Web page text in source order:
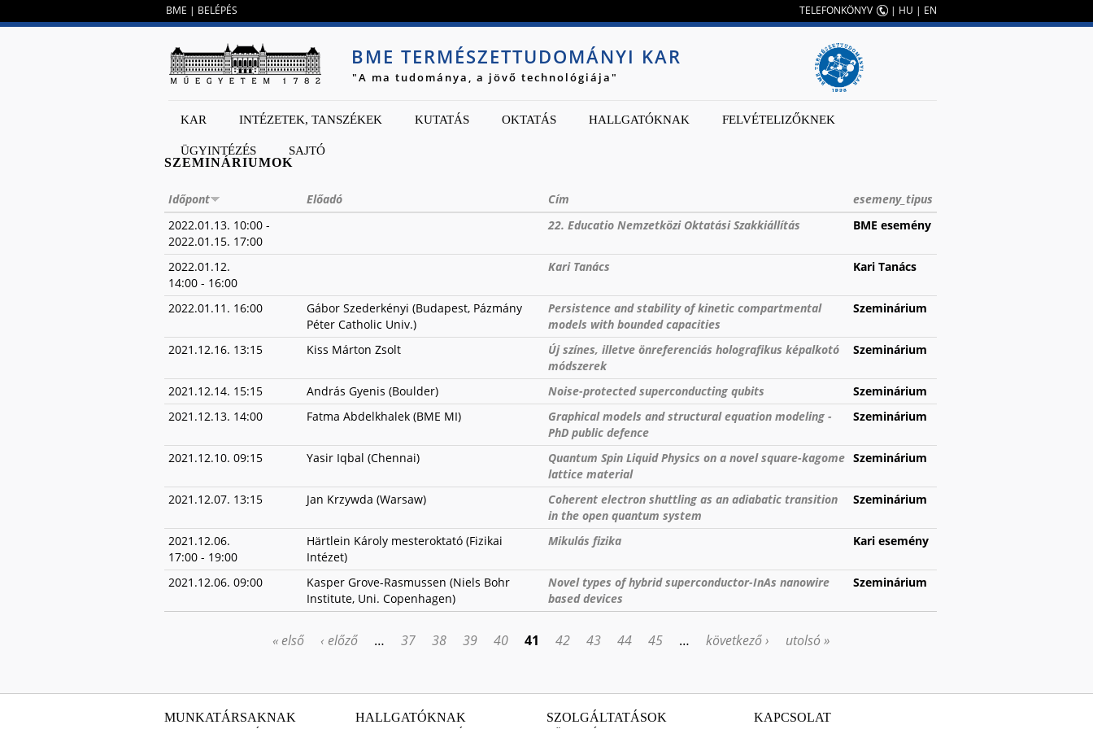
BME | BELÉPÉS TELEFONKÖNYV | HU | EN
BME TERMÉSZETTUDOMÁNYI KAR
"A ma tudománya, a jövő technológiája"
KAR INTÉZETEK, TANSZÉKEK KUTATÁS OKTATÁS HALLGATÓKNAK FELVÉTELIZŐKNEK
ÜGYINTÉZÉS SAJTÓ
SZEMINÁRIUMOK
Időpont Előadó Cím
esemeny_tipus
2022.01.13. 10:00 -
2022.01.15. 17:00
22. Educatio Nemzetközi Oktatási Szakkiállítás BME esemény
2022.01.12.
14:00 - 16:00
Kari Tanács Kari Tanács
2022.01.11. 16:00
Gábor Szederkényi (Budapest, Pázmány
Péter Catholic Univ.)
Persistence and stability of kinetic compartmental
models with bounded capacities
Szeminárium
2021.12.16. 13:15 Kiss Márton Zsolt
Új színes, illetve önreferenciás holografikus képalkotó
módszerek
Szeminárium
2021.12.14. 15:15 András Gyenis (Boulder) Noise-protected superconducting qubits
Szeminárium
2021.12.13. 14:00
Fatma Abdelkhalek (BME MI)
Graphical models and structural equation modeling -
PhD public defence
Szeminárium
2021.12.10. 09:15 Yasir Iqbal (Chennai)
Quantum Spin Liquid Physics on a novel square-kagome
lattice material
Szeminárium
2021.12.07. 13:15 Jan Krzywda (Warsaw)
Coherent electron shuttling as an adiabatic transition
in the open quantum system
Szeminárium
2021.12.06.
17:00 - 19:00
Härtlein Károly mesteroktató (Fizikai
Intézet)
Mikulás fizika Kari esemény
2021.12.06. 09:00
Kasper Grove-Rasmussen (Niels Bohr
Institute, Uni. Copenhagen)
Novel types of hybrid superconductor-InAs nanowire
based devices
Szeminárium
« első ‹ előző … 37 38 39 40 41 42 43 44 45 … következő › utolsó »
MUNKATÁRSAKNAK HALLGATÓKNAK SZOLGÁLTATÁSOK KAPCSOLAT